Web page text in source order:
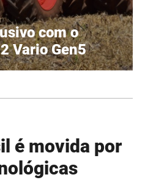
com o
Vario Gen5
é movida por